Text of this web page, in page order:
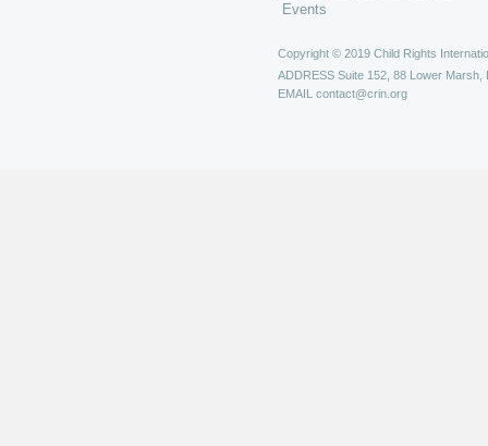
Events
Copyright © 2019 Child Rights
ADDRESS Suite 152, 88 Lower Marsh,
EMAIL contact@crin.org